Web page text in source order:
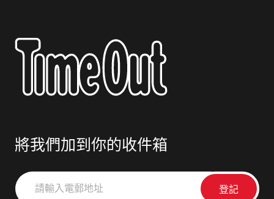
將我們加到你的收件箱
請
輸